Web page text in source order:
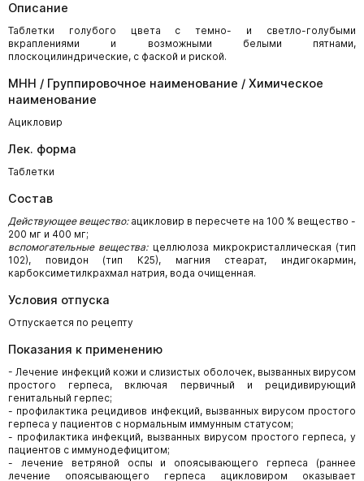
Описание
Таблетки голубого цвета с темно- и светло-голубыми
вкраплениями и возможными белыми пятнами,
плоскоцилиндрические, с фаской и риской.
МНН / Группировочное наименование / Химическое
наименование
Ацикловир
Лек. форма
Таблетки
Состав
Действующее вещество:ацикловир в пересчете на 100 % вещество -
200 мг и 400 мг;
вспомогательные вещества:целлюлоза микрокристаллическая (тип
102), повидон (тип К25), магния стеарат, индигокармин,
карбоксиметилкрахмал натрия, вода очищенная.
Условия отпуска
Отпускается по рецепту
Показания к применению
- Лечение инфекций кожи и слизистых оболочек, вызванных вирусом
простого герпеса, включая первичный и рецидивирующий
генитальный герпес;
- профилактика рецидивов инфекций, вызванных вирусом простого
герпеса у пациентов с нормальным иммунным статусом;
- профилактика инфекций, вызванных вирусом простого герпеса, у
пациентов с иммунодефицитом;
- лечение ветряной оспы и опоясывающего герпеса (раннее
лечение опоясывающего герпеса ацикловиром оказывает